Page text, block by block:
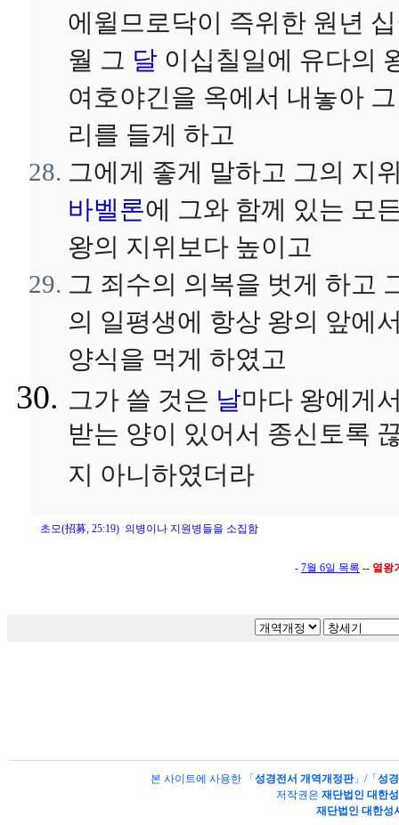
에윌므로닥이 즉위한 원년
월 그 달 이십칠일에 유다의
여호야긴을 옥에서 내놓아
리를 들게 하고
그에게 좋게 말하고 그의 지
바벨론에 그와 함께 있는 모
왕의 지위보다 높이고
그 죄수의 의복을 벗게 하고
의 일평생에 항상 왕의 앞에
양식을 먹게 하였고
그가 쓸 것은 날마다 왕에게
받는 양이 있어서 종신토록
지 아니하였더라
초모(招募, 25:19) 의병이나 지원병들을 소집함
- 7월 6일 목록 -- 열왕
본 사이트에 사용한 「 성경전서 개역개정판」/「 성
저작권은 재단법인 대한
재단법인 대한성